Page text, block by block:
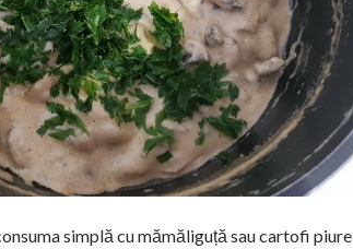
simplă cu mămăliguță sau cartofi piure